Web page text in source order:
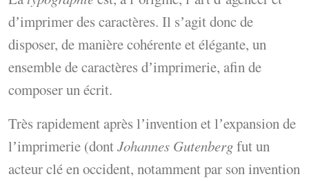
dʼimprimer des caractères. Il sʼagit donc de
disposer, de manière cohérente et élégante, un
ensemble de caractères dʼimprimerie, afin de
composer un écrit.
Très rapidement après lʼinvention et lʼexpansion de
lʼimprimerie (dontJohannes Gutenbergfut un
acteur clé en occident, notamment par son invention